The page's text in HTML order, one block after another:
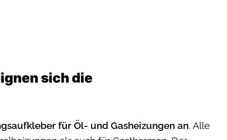
sich die
für Öl- und Gasheizungen an. Alle